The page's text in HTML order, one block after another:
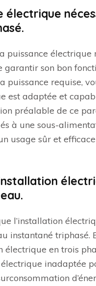
électrique
puissance
garantir son bon
puissance requise,
est adaptée et
préalable de ce
à une sous-
usage sûr et
l’installation
instantané triphasé.
électrique en trois
inadaptée